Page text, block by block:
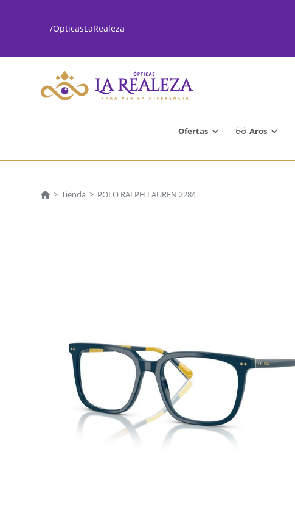
/OpticasLaRealeza
Ofertas Aros
> Tienda > POLO RALPH LAUREN 2284